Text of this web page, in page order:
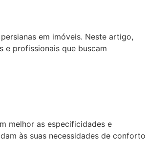
em imóveis. Neste artigo,
e profissionais que buscam
melhor as especificidades e
às suas necessidades de conforto